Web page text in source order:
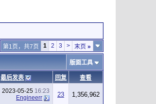
第1页，共7页 1 2 3 > 末页 »
版面工具
最后发表 回复 查看
2023-05-25 16:23
Engineerr
23 1,356,962